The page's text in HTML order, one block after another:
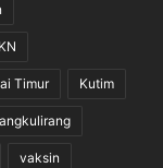
Timur Kutim
vaksin